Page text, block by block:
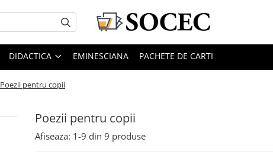
DIDACTICA EMINESCIANA PACHETE DE CARTI
Poezii pentru copii
Poezii pentru copii
Afiseaza: 1-9 din 9 produse